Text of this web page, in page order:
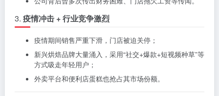
3. 疫情冲击 + 行业竞争激烈
疫情期间销售严重下滑，门店被迫关停；
新兴烘焙品牌大量涌入，采用“社交+爆款+短视频种草”等
方式吸走年轻用户；
外卖平台和便利店蛋糕也抢占其市场份额。